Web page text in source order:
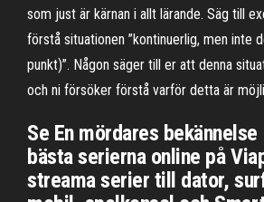
som just är kärnan i allt lärande. Säg till
förstå situationen ”kontinuerlig, men inte
punkt)”. Någon säger till er att denna
och ni försöker förstå varför detta är
Se En mördares
bästa serierna online på
streama serier till dator,